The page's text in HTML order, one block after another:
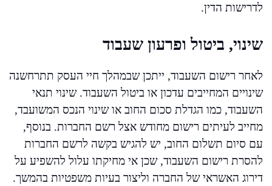
לדרישות הדין.
שינוי, ביטול ופרעון שעבוד
לאחר רישום השעבוד, ייתכן שבמהלך חיי העסק תתרחשנה
שינויים המחייבים עדכון או ביטול השעבוד. שינוי תנאי
השעבוד, כמו הגדלת סכום החוב או שינוי הנכס המשועבד,
מחייב לעיתים רישום מחודש אצל רשם החברות. בנוסף,
עם סיום תשלום החוב, יש להגיש בקשה לרשם החברות
להסרת רישום השעבוד, שכן אי מחיקתו עלול להשפיע על
דירוג האשראי של החברה וליצור בעיות משפטיות בהמשך.